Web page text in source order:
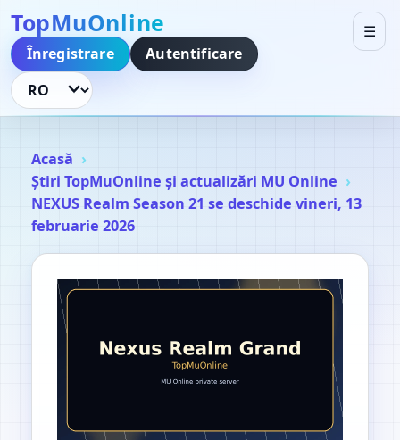
TopMuOnline
☰
Înregistrare
Autentificare
Schimbă limba
Acasă
Știri TopMuOnline și actualizări MU Online
NEXUS Realm Season 21 se deschide vineri, 13
februarie 2026